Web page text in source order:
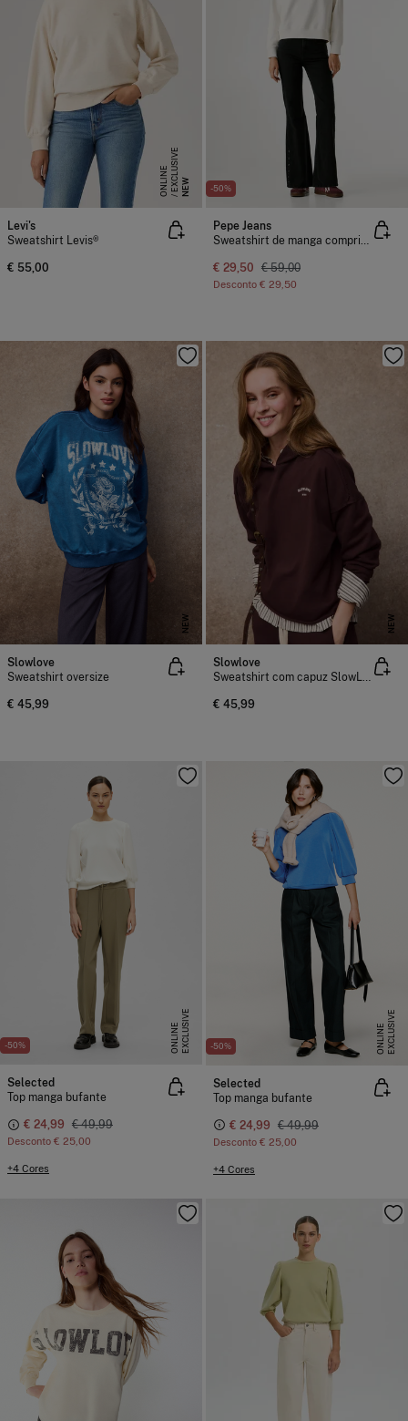
NEW
E
X
C
L
US
I
V
E
O
N
L
I
N
E
Levi's
Sweatshirt Levis®
€ 55,00
-50%
Pepe Jeans
Sweatshirt de manga comprida
€ 29,50 € 59,00
Desconto € 29,50
NEW
Slowlove
Sweatshirt oversize
€ 45,99
NEW
Slowlove
Sweatshirt com capuz SlowLove
€ 45,99
-50% E
X
C
L
U
SI
V
E
O
N
L
I
N
E
Selected
Top manga bufante
€ 24,99 € 49,99
Desconto € 25,00
+4 Cores
-50% E
X
C
L
U
SI
V
E
O
N
L
I
N
E
Selected
Top manga bufante
€ 24,99 € 49,99
Desconto € 25,00
+4 Cores